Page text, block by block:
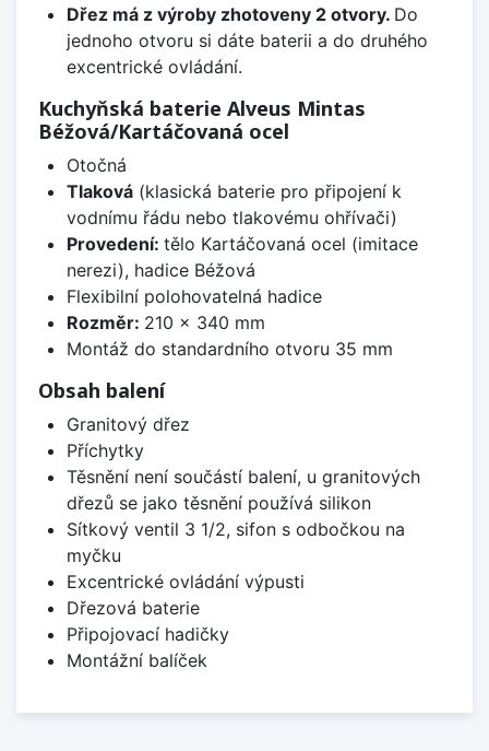
Dřez má z výroby zhotoveny 2 otvory. Do
jednoho otvoru si dáte baterii a do druhého
excentrické ovládání.
Kuchyňská baterie Alveus Mintas
Béžová/Kartáčovaná ocel
Otočná
Tlaková(klasická baterie pro připojení k
vodnímu řádu nebo tlakovému ohřívači)
Provedení: tělo Kartáčovaná ocel (imitace
nerezi), hadice Béžová
Flexibilní polohovatelná hadice
Rozměr: 210 x 340 mm
Montáž do standardního otvoru 35 mm
Obsah balení
Granitový dřez
Příchytky
Těsnění není součástí balení, u granitových
dřezů se jako těsnění používá silikon
Sítkový ventil 3 1/2, sifon s odbočkou na
myčku
Excentrické ovládání výpusti
Dřezová baterie
Připojovací hadičky
Montážní balíček